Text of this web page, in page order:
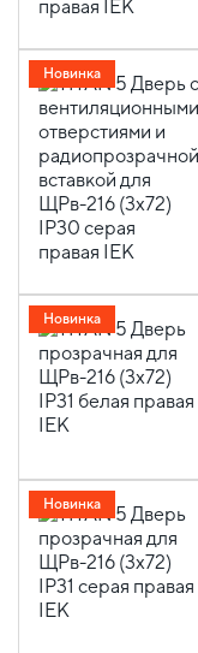
Новинка
Новинка
Новинка